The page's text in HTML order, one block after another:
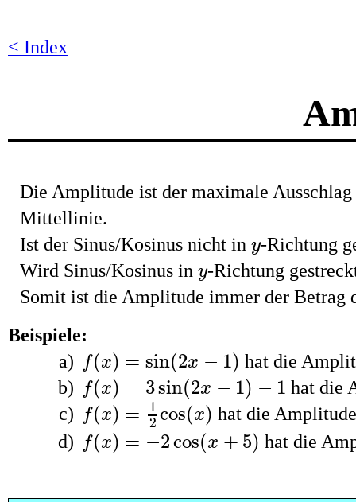
< Index
Die Amplitude ist der maximale
Mittellinie.
Ist der Sinus/Kosinus nicht in y
y-Richtung
Wird Sinus/Kosinus in y
y-Richtung
Somit ist die Amplitude immer der Betrag
Beispiele:
f(x) = sin(2x − 1)
f(x = 2 x−1 hat die
f(x) = 3sin(2x − 1) − 1
f(x = sin 2 x −1 1 hat die
f(x) =
1
2 cos(x)
f(x = cos x)
hat die
f(x) = −2cos(x + 5)
f(x = cos + 5 hat die